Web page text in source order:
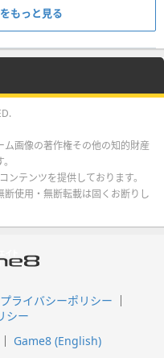
もっと見る
画像の著作権その他の知的財産
テンツを提供しております。
使用・無断転載は固くお断りし
プライバシーポリシー
シー
Game8 (English)